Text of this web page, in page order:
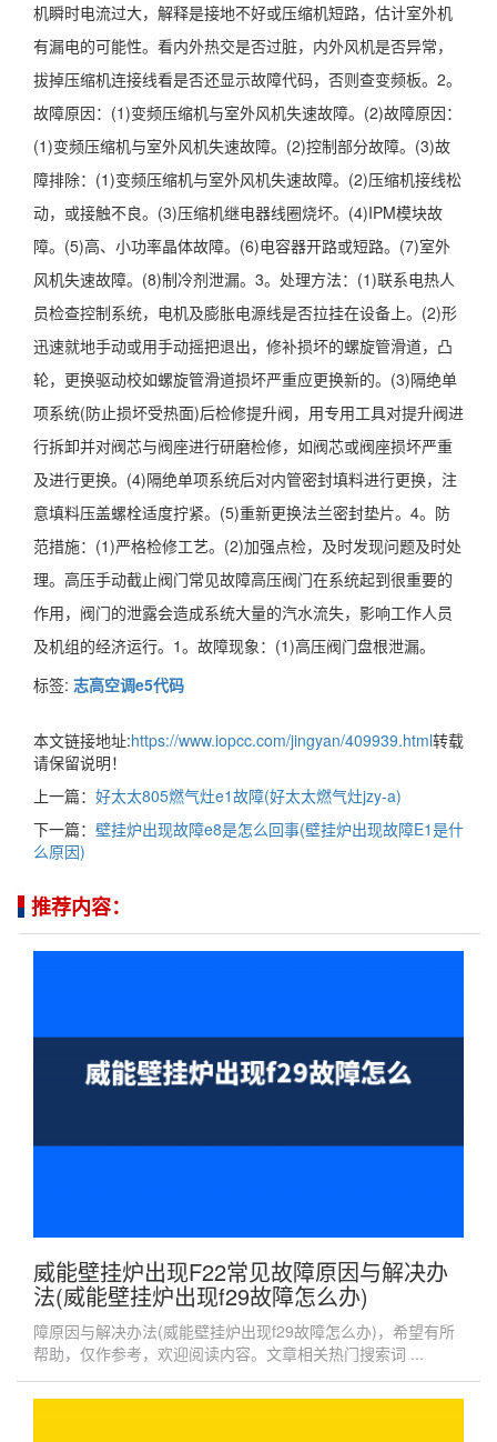
机瞬时电流过大，解释是接地不好或压缩机短路，估计室外机
有漏电的可能性。看内外热交是否过脏，内外风机是否异常，
拔掉压缩机连接线看是否还显示故障代码，否则查变频板。2。
故障原因：(1)变频压缩机与室外风机失速故障。(2)故障原因：
(1)变频压缩机与室外风机失速故障。(2)控制部分故障。(3)故
障排除：(1)变频压缩机与室外风机失速故障。(2)压缩机接线松
动，或接触不良。(3)压缩机继电器线圈烧坏。(4)IPM模块故
障。(5)高、小功率晶体故障。(6)电容器开路或短路。(7)室外
风机失速故障。(8)制冷剂泄漏。3。处理方法：(1)联系电热人
员检查控制系统，电机及膨胀电源线是否拉挂在设备上。(2)形
迅速就地手动或用手动摇把退出，修补损坏的螺旋管滑道，凸
轮，更换驱动校如螺旋管滑道损坏严重应更换新的。(3)隔绝单
项系统(防止损坏受热面)后检修提升阀，用专用工具对提升阀进
行拆卸并对阀芯与阀座进行研磨检修，如阀芯或阀座损坏严重
及进行更换。(4)隔绝单项系统后对内管密封填料进行更换，注
意填料压盖螺栓适度拧紧。(5)重新更换法兰密封垫片。4。防
范措施：(1)严格检修工艺。(2)加强点检，及时发现问题及时处
理。高压手动截止阀门常见故障高压阀门在系统起到很重要的
作用，阀门的泄露会造成系统大量的汽水流失，影响工作人员
及机组的经济运行。1。故障现象：(1)高压阀门盘根泄漏。
标签: 志高空调e5代码
本文链接地址:https://www.iopcc.com/jingyan/409939.html转载
请保留说明！
上一篇： 好太太805燃气灶e1故障(好太太燃气灶jzy-a)
下一篇： 壁挂炉出现故障e8是怎么回事(壁挂炉出现故障E1是什
么原因)
推荐内容：
威能壁挂炉出现F22常见故障原因与解决办
法(威能壁挂炉出现f29故障怎么办)
障原因与解决办法(威能壁挂炉出现f29故障怎么办)，希望有所
帮助，仅作参考，欢迎阅读内容。文章相关热门搜索词 ...